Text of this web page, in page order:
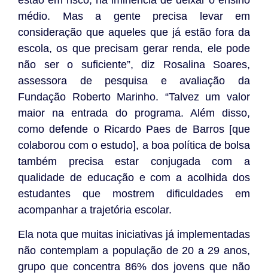
médio. Mas a gente precisa levar em
consideração que aqueles que já estão fora da
escola, os que precisam gerar renda, ele pode
não ser o suficiente”, diz Rosalina Soares,
assessora de pesquisa e avaliação da
Fundação Roberto Marinho. “Talvez um valor
maior na entrada do programa. Além disso,
como defende o Ricardo Paes de Barros [que
colaborou com o estudo], a boa política de bolsa
também precisa estar conjugada com a
qualidade de educação e com a acolhida dos
estudantes que mostrem dificuldades em
acompanhar a trajetória escolar.
Ela nota que muitas iniciativas já implementadas
não contemplam a população de 20 a 29 anos,
grupo que concentra 86% dos jovens que não